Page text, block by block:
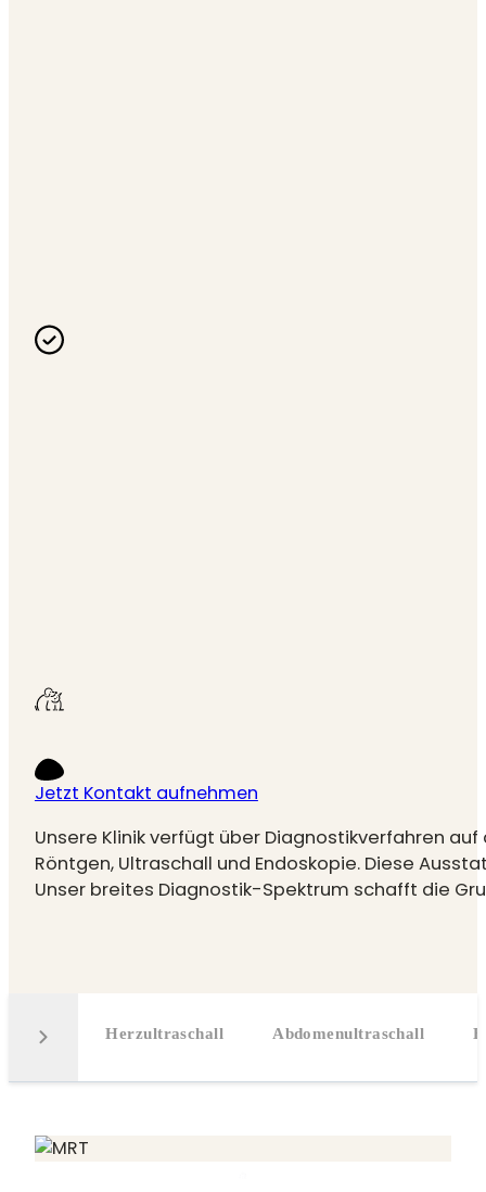
Jetzt Kontakt aufnehmen
Unsere Klinik verfügt über Diagnostikverfahren
Röntgen, Ultraschall und Endoskopie. Diese
Unser breites Diagnostik-Spektrum schafft die
Herzultraschall Abdomenultraschall